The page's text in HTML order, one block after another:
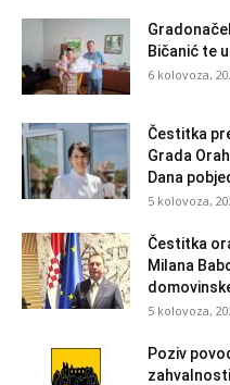
Bičanić te
6 kolovoza,
Čestitka
Grada
Dana
5 kolovoza,
Čestitka
Milana
5 kolovoza,
Poziv